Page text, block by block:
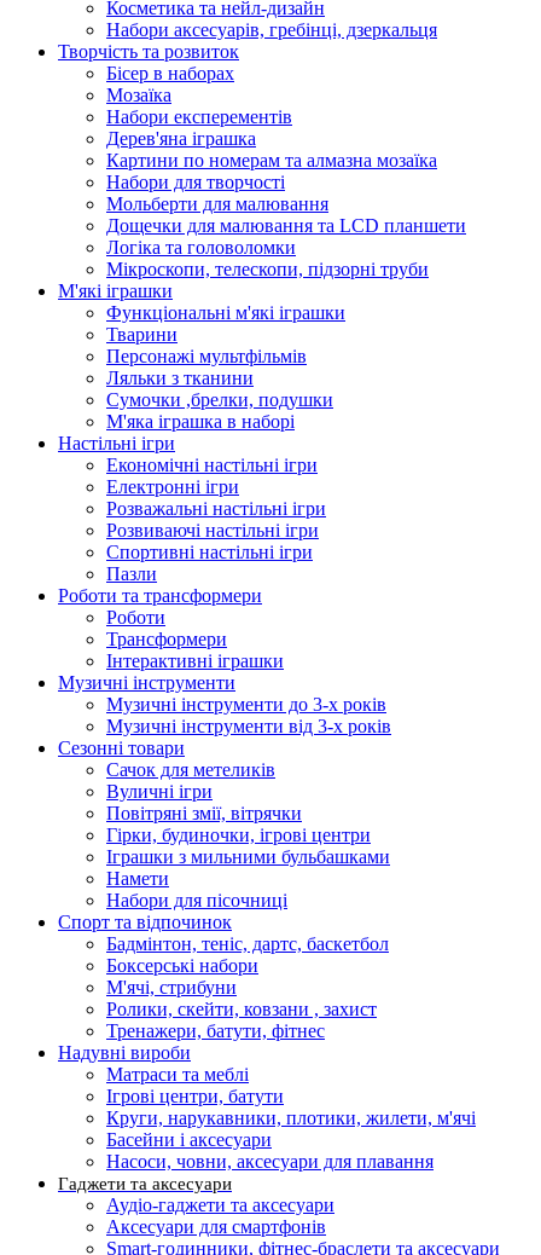
Косметика та нейл-дизайн
Набори аксесуарів, гребінці, дзеркальця
Творчість та розвиток
Бісер в наборах
Мозаїка
Набори експерементів
Дерев'яна іграшка
Картини по номерам та алмазна мозаїка
Набори для творчості
Мольберти для малювання
Дощечки для малювання та LCD планшети
Логіка та головоломки
Мікроскопи, телескопи, підзорні труби
М'які іграшки
Функціональні м'які іграшки
Тварини
Персонажі мультфільмів
Ляльки з тканини
Сумочки ,брелки, подушки
М'яка іграшка в наборі
Настільні ігри
Економічні настільні ігри
Електронні ігри
Розважальні настільні ігри
Розвиваючі настільні ігри
Спортивні настільні ігри
Пазли
Роботи та трансформери
Роботи
Трансформери
Інтерактивні іграшки
Музичні інструменти
Музичні інструменти до 3-х років
Музичні інструменти від 3-х років
Сезонні товари
Сачок для метеликів
Вуличні ігри
Повітряні змії, вітрячки
Гірки, будиночки, ігрові центри
Іграшки з мильними бульбашками
Намети
Набори для пісочниці
Спорт та відпочинок
Бадмінтон, теніс, дартс, баскетбол
Боксерські набори
М'ячі, стрибуни
Ролики, скейти, ковзани , захист
Тренажери, батути, фітнес
Надувні вироби
Матраси та меблі
Ігрові центри, батути
Круги, нарукавники, плотики, жилети, м'ячі
Басейни і аксесуари
Насоси, човни, аксесуари для плавання
Гаджети та аксесуари
Аудіо-гаджети та аксесуари
Аксесуари для смартфонів
Smart-годинники, фітнес-браслети та аксесуари